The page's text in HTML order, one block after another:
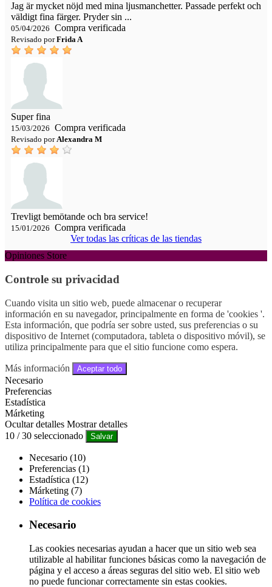
Jag är mycket nöjd med mina ljusmanchetter. Passade perfekt och
väldigt fina färger. Pryder sin ...
05/04/2026 Compra verificada
Revisado porFrida A
Super fina
15/03/2026 Compra verificada
Revisado porAlexandra M
Trevligt bemötande och bra service!
15/01/2026 Compra verificada
Ver todas las críticas de las tiendas
Opiniones Store
Controle su privacidad
Cuando visita un sitio web, puede almacenar o recuperar
información en su navegador, principalmente en forma de 'cookies '.
Esta información, que podría ser sobre usted, sus preferencias o su
dispositivo de Internet (computadora, tableta o dispositivo móvil), se
utiliza principalmente para que el sitio funcione como espera.
Más información Aceptar todo
Necesario
Preferencias
Estadística
Márketing
Ocultar detalles Mostrar detalles
10 /30 seleccionado Salvar
Necesario (10)
Preferencias (1)
Estadística (12)
Márketing (7)
Política de cookies
Necesario
Las cookies necesarias ayudan a hacer que un sitio web sea
utilizable al habilitar funciones básicas como la navegación de
página y el acceso a áreas seguras del sitio web. El sitio web
no puede funcionar correctamente sin estas cookies.